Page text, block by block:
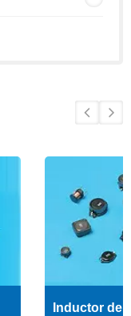
Inductor de